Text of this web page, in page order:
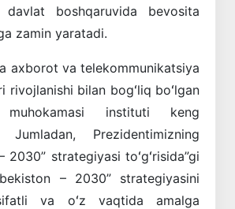
davlat boshqaruvida bevosita
zamin yaratadi.
axborot va telekommunikatsiya
rivojlanishi bilan bogʻliq boʻlgan
muhokamasi instituti keng
Jumladan, Prezidentimizning
2030” strategiyasi toʻgʻrisida”gi
– 2030” strategiyasini
va oʻz vaqtida amalga